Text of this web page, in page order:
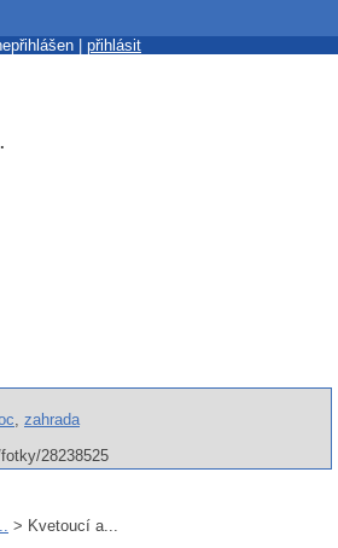
| přihlásit
, zahrada
28238525
> Kvetoucí a...